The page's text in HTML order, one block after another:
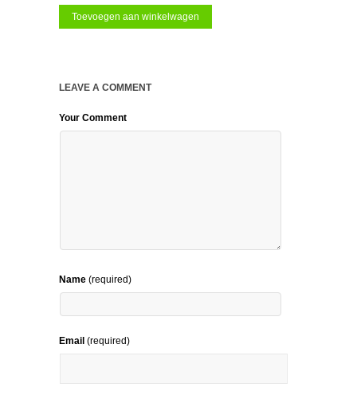
Toevoegen aan winkelwagen
LEAVE A COMMENT
Your Comment
Name (required)
Email (required)